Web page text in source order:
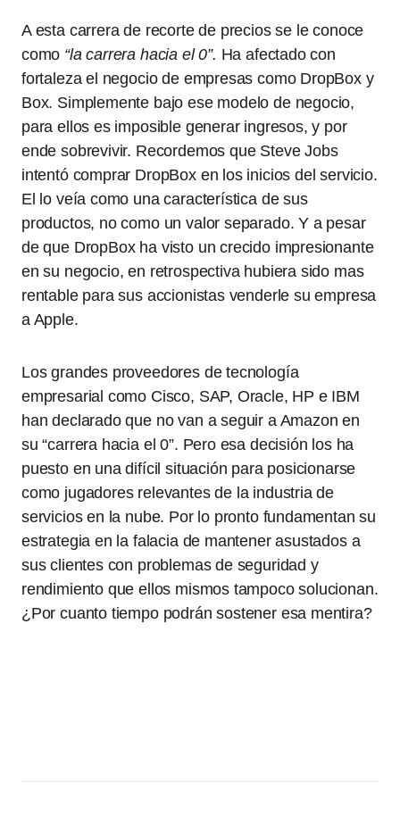
A esta carrera de recorte de precios se le conoce
como “la carrera hacia el 0”. Ha afectado con
fortaleza el negocio de empresas como DropBox y
Box. Simplemente bajo ese modelo de negocio,
para ellos es imposible generar ingresos, y por
ende sobrevivir. Recordemos que Steve Jobs
intentó comprar DropBox en los inicios del servicio.
El lo veía como una característica de sus
productos, no como un valor separado. Y a pesar
de que DropBox ha visto un crecido impresionante
en su negocio, en retrospectiva hubiera sido mas
rentable para sus accionistas venderle su empresa
a Apple.
Los grandes proveedores de tecnología
empresarial como Cisco, SAP, Oracle, HP e IBM
han declarado que no van a seguir a Amazon en
su “carrera hacia el 0”. Pero esa decisión los ha
puesto en una difícil situación para posicionarse
como jugadores relevantes de la industria de
servicios en la nube. Por lo pronto fundamentan su
estrategia en la falacia de mantener asustados a
sus clientes con problemas de seguridad y
rendimiento que ellos mismos tampoco solucionan.
¿Por cuanto tiempo podrán sostener esa mentira?